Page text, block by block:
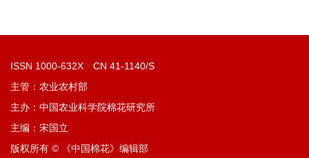
ISSN 1000-632X CN 41-1140/S
主管：农业农村部
主办：中国农业科学院棉花研究所
主编：宋国立
版权所有 © 《中国棉花》编辑部